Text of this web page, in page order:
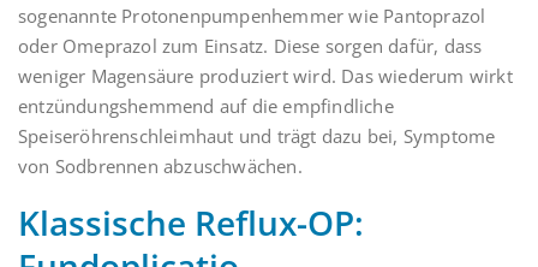
sogenannte Protonenpumpenhemmer wie Pantoprazol
oder Omeprazol zum Einsatz. Diese sorgen dafür, dass
weniger Magensäure produziert wird. Das wiederum wirkt
entzündungshemmend auf die empfindliche
Speiseröhrenschleimhaut und trägt dazu bei, Symptome
von Sodbrennen abzuschwächen.
Klassische Reflux-OP: